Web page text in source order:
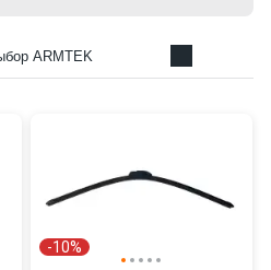
ARMTEK
-10%